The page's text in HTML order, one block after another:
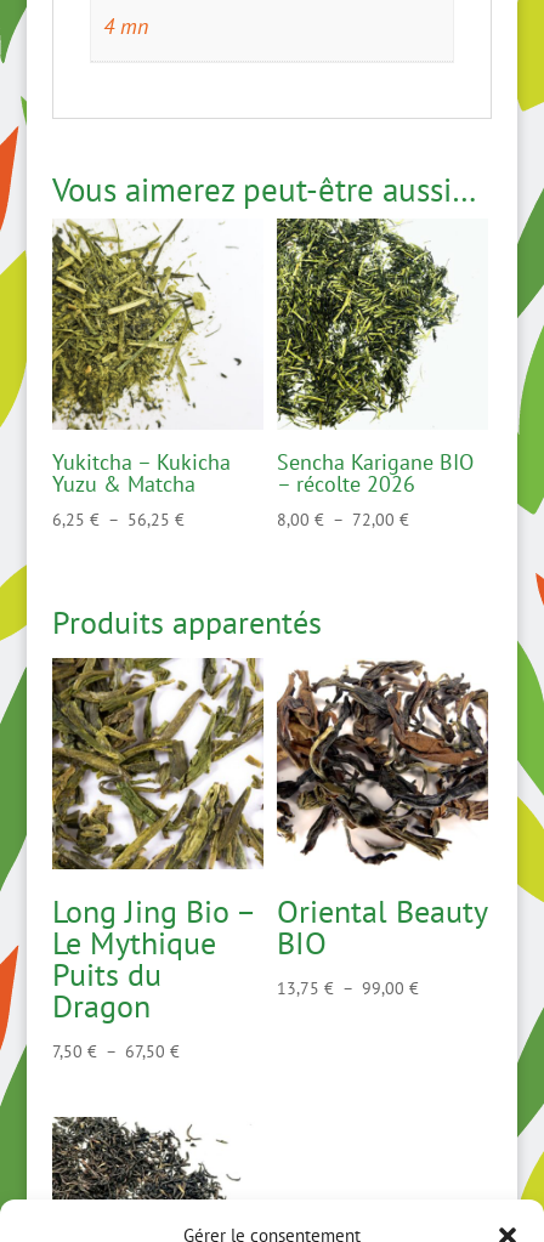
Gérer le consentement
4 mn
Vous aimerez peut-être aussi…
Yukitcha – Kukicha
Yuzu & Matcha
6,25 € – 56,25 €Plage
à
56,25 €
Sencha Karigane BIO
– récolte 2026
8,00€ – 72,00€
72,00 €
Produits apparentés
Long Jing Bio –
Le Mythique
Puits du
Dragon
7,50 € – 67,50 €Plage
7,50 €
à
67,50 €
Oriental Beauty
BIO
13,75€ – 99,00€